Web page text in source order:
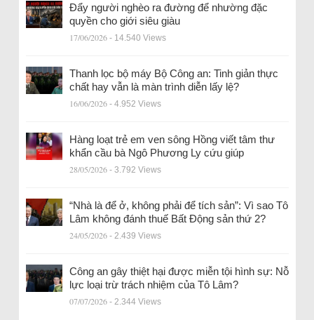
Đẩy người nghèo ra đường để nhường đặc
quyền cho giới siêu giàu
17/06/2026 - 14.540 Views
Thanh lọc bộ máy Bộ Công an: Tinh giản thực
chất hay vẫn là màn trình diễn lấy lệ?
16/06/2026 - 4.952 Views
Hàng loạt trẻ em ven sông Hồng viết tâm thư
khẩn cầu bà Ngô Phương Ly cứu giúp
28/05/2026 - 3.792 Views
“Nhà là để ở, không phải để tích sản”: Vì sao Tô
Lâm không đánh thuế Bất Động sản thứ 2?
24/05/2026 - 2.439 Views
Công an gây thiệt hại được miễn tội hình sự: Nỗ
lực loại trừ trách nhiệm của Tô Lâm?
07/07/2026 - 2.344 Views